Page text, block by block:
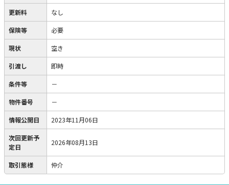
更新料 なし
保険等 必要
現状 空き
引渡し 即時
条件等 －
物件番号 －
情報公開日 2023年11月06日
次回更新予
定日
2026年08月13日
取引態様 仲介